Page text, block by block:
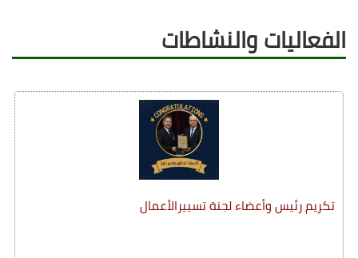
الفعاليات والنشاطات
تكريم رئيس وأعضاء لجنة تسييرالأعمال